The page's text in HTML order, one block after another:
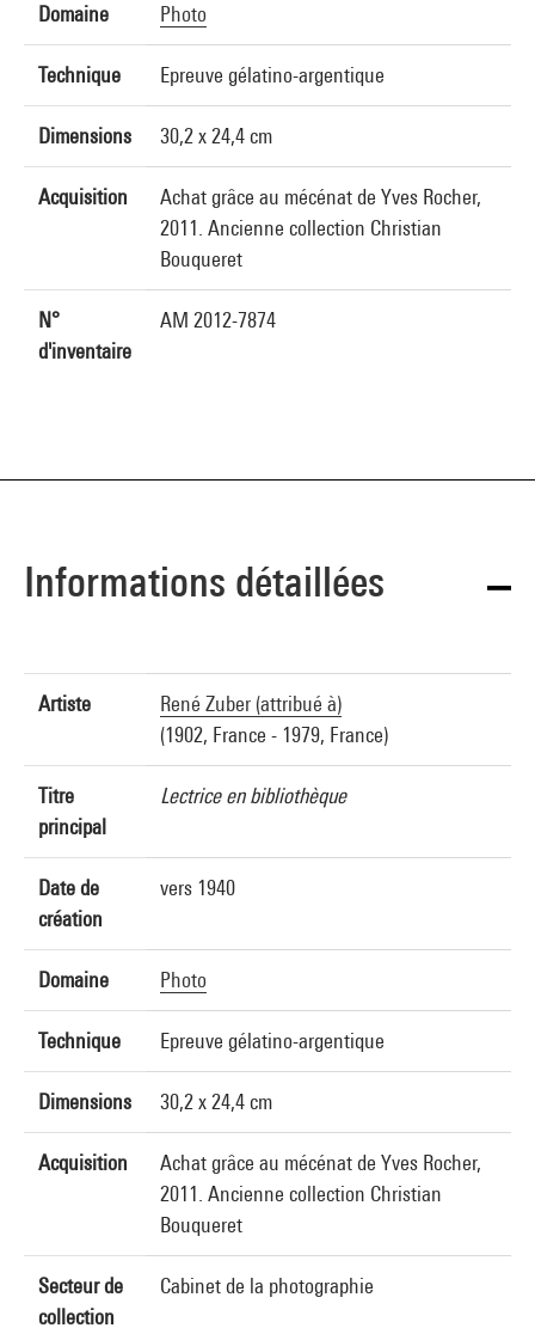
Domaine Photo
Technique Epreuve gélatino-argentique
Dimensions 30,2 x 24,4 cm
Acquisition
Achat grâce au mécénat de Yves Rocher,
2011. Ancienne collection Christian
Bouqueret
N°
d'inventaire
AM 2012-7874
Informations détaillées
Artiste
René Zuber (attribué à)
(1902, France - 1979, France)
Titre
principal
Lectrice en bibliothèque
Date de
création
vers 1940
Domaine Photo
Technique Epreuve gélatino-argentique
Dimensions 30,2 x 24,4 cm
Acquisition
Achat grâce au mécénat de Yves Rocher,
2011. Ancienne collection Christian
Bouqueret
Secteur de
collection
Cabinet de la photographie